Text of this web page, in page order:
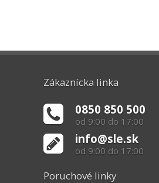
Zákaznícka linka
0850 850 500
od 9:00 do 17:00
info@sle.sk
od 9:00 do 17:00
Poruchové linky